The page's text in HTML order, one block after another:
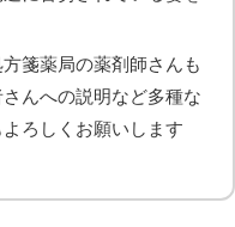
箋薬局の薬剤師さんも
んへの説明など多種な
ろしくお願いします